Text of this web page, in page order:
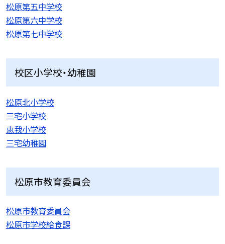
松原第五中学校
松原第六中学校
松原第七中学校
校区小学校・幼稚園
松原北小学校
三宅小学校
恵我小学校
三宅幼稚園
松原市教育委員会
松原市教育委員会
松原市学校給食課